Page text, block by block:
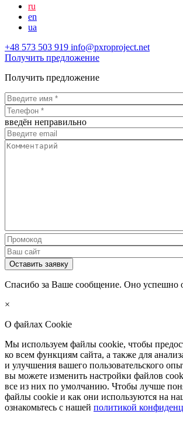
ru
en
ua
+48 573 503 919 info@pxroproject.net
Получить предложение
Получить предложение
введён неправильно
Оставить заявку
Спасибо за Ваше сообщение. Оно успешно
×
О файлах Cookie
Мы используем файлы cookie, чтобы
ко всем функциям сайта, а также для
и улучшения вашего пользовательского
вы можете изменить настройки файлов
все из них по умолчанию. Чтобы лучше
файлы cookie и как они используются на
ознакомьтесь с нашей политикой